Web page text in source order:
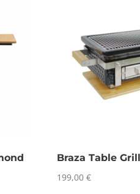
Braza Table
199,00 €